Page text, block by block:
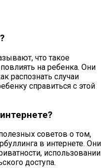
что такое
на ребенка. Они
распознать случаи
справиться с этой
советов о том,
в интернете. Они
использовании
доступа.